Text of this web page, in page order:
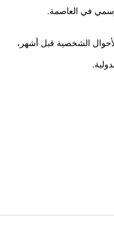
في العاصمة.
الشخصية قبل أشهر،